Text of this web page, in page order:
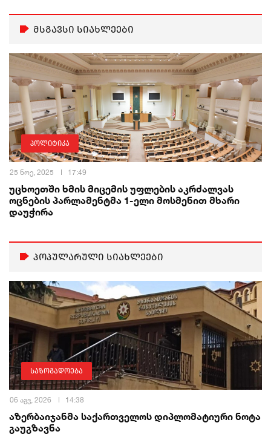
მსგავსი სიახლეები
პოლიტიკა
25 ნოე, 2025 17:49
უცხოეთში ხმის მიცემის უფლების აკრძალვას
ოცნების პარლამენტმა 1-ელი მოსმენით მხარი
დაუჭირა
პოპულარული სიახლეები
საზოგადოება
06 აგვ, 2026 14:38
აზერბაიჯანმა საქართველოს დიპლომატიური ნოტა
გაუგზავნა